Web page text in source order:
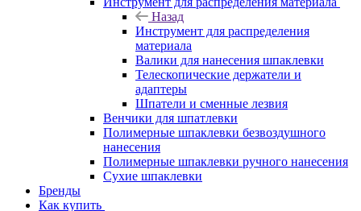
Назад
Инструмент для распределения
материала
Валики для нанесения шпаклевки
Телескопические держатели и
адаптеры
Шпатели и сменные лезвия
Венчики для шпатлевки
Полимерные шпаклевки безвоздушного
нанесения
Полимерные шпаклевки ручного нанесения
Сухие шпаклевки
Бренды
Как купить